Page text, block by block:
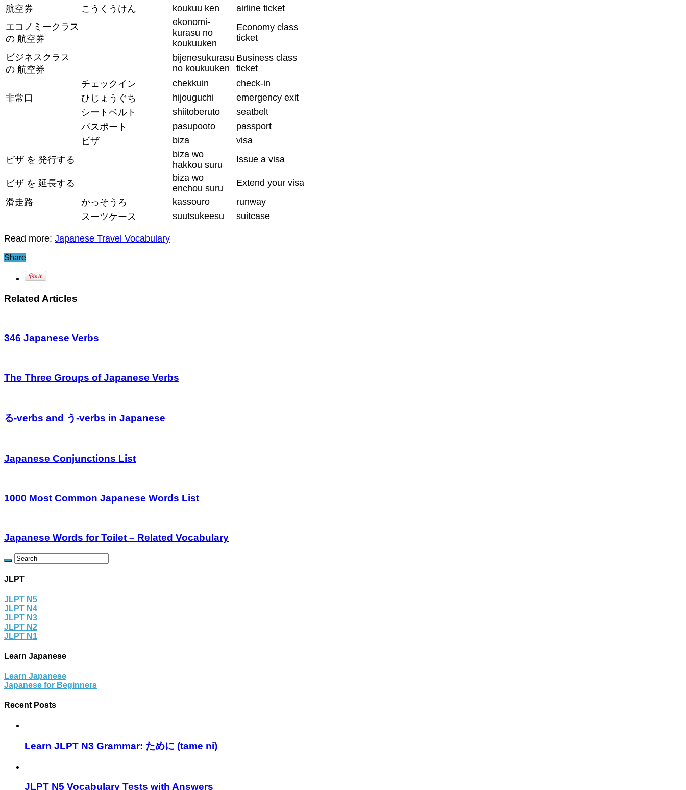
航空券
こうくうけん koukuu ken
airline ticket
エコノミークラス
の 航空券
ekonomi-
kurasu no
koukuuken
Economy class
ticket
ビジネスクラス
の 航空券
bijenesukurasu
no koukuuken
Business class
ticket
チェックイン
chekkuin
check-in
非常口
ひじょうぐち hijouguchi
emergency exit
シートベルト
shiitoberuto
seatbelt
パスポート
pasupooto
passport
ビザ
biza
visa
ビザ を 発行する
biza wo
hakkou suru
Issue a visa
ビザ を 延長する
biza wo
enchou suru
Extend your visa
滑走路
かっそうろ kassouro
runway
スーツケース
suutsukeesu suitcase
Read more: Japanese Travel Vocabulary
Share
Related Articles
346 Japanese Verbs
The Three Groups of Japanese Verbs
る-verbs and う-verbs in Japanese
Japanese Conjunctions List
1000 Most Common Japanese Words List
Japanese Words for Toilet – Related Vocabulary
JLPT
JLPT N5
JLPT N4
JLPT N3
JLPT N2
JLPT N1
Learn Japanese
Learn Japanese
Japanese for Beginners
Recent Posts
Learn JLPT N3 Grammar: ために (tame ni)
JLPT N5 Vocabulary Tests with Answers